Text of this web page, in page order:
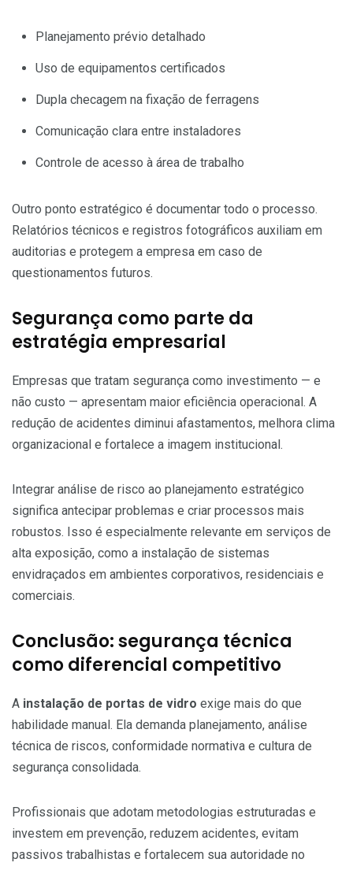
Planejamento prévio detalhado
Uso de equipamentos certificados
Dupla checagem na fixação de ferragens
Comunicação clara entre instaladores
Controle de acesso à área de trabalho
Outro ponto estratégico é documentar todo o processo.
Relatórios técnicos e registros fotográficos auxiliam em
auditorias e protegem a empresa em caso de
questionamentos futuros.
Segurança como parte da
estratégia empresarial
Empresas que tratam segurança como investimento — e
não custo — apresentam maior eficiência operacional. A
redução de acidentes diminui afastamentos, melhora clima
organizacional e fortalece a imagem institucional.
Integrar análise de risco ao planejamento estratégico
significa antecipar problemas e criar processos mais
robustos. Isso é especialmente relevante em serviços de
alta exposição, como a instalação de sistemas
envidraçados em ambientes corporativos, residenciais e
comerciais.
Conclusão: segurança técnica
como diferencial competitivo
A instalação de portas de vidro exige mais do que
habilidade manual. Ela demanda planejamento, análise
técnica de riscos, conformidade normativa e cultura de
segurança consolidada.
Profissionais que adotam metodologias estruturadas e
investem em prevenção, reduzem acidentes, evitam
passivos trabalhistas e fortalecem sua autoridade no